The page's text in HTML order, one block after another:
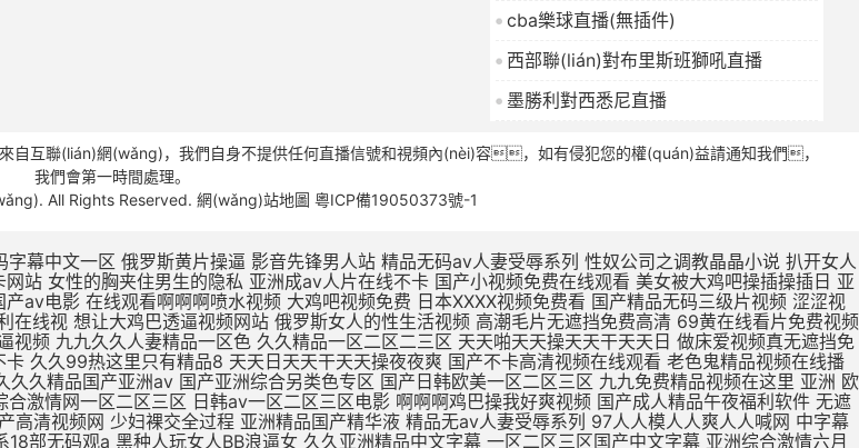
cba樂球直播(無插件)
西部聯(lián)對布里斯班獅吼直播
墨勝利對西悉尼直播
互聯(lián)網(wǎng)，我們自身不提供任何直播信號和視頻內(nèi)容，如有侵犯您的權(quán)益請通知我們，
我們會第一時間處理。
All Rights Reserved. 網(wǎng)站地圖 粵ICP備19050373號-1
字幕中文一区 俄罗斯黄片操逼 影音先锋男人站 精品无码av人妻受辱系列 性奴公司之调教晶晶小说 扒开女人屄再插鸡巴视频 黑鸡巴操老骚逼 狂操东北农村人妻三级片 av无码久久久久久不卡网站 女性的胸夹住男生的隐私 亚洲成av人片在线不卡 国产小视频免费在线观看 美女被大鸡吧操插操插日 亚洲综合国产精品第一页 性久久久久久久 性色av一区二区三区夜夜 一区二区三区国产av电影 在线观看啊啊啊喷水视频 大鸡吧视频免费 日本XXXX视频免费看 国产精品无码三级片视频 涩涩视频www88AV 日本阿v片一区二区三区 欧美一区三区日韩版夜黑 国产乱码午夜福利在线视 想让大鸡巴透逼视频网站 俄罗斯女人的性生活视频 高潮毛片无遮挡免费高清 69黄在线看片免费视频 dxj在线视频免费观看 久热这里只精品99国产6 一本大道一卡2卡三卡4 操重庆骚逼视频 九九久久人妻精品一区色 久久精品一区二区二三区 天天啪天天操天天干天天日 做床爱视频真无遮挡免费 国产大学生午夜视频网站 亚州一区二区五码在线观看 久久中文字av一区二区不卡 久久99热这里只有精品8 天天日天天干天天操夜夜爽 国产不卡高清视频在线观看 老色鬼精品视频在线播放 91扒开骚逼被大鸡八操 四虎影视无码永久免费看 国产亚洲精品第一综合首页 久久久精品国产亚洲av 国产亚洲综合另类色专区 国产日韩欧美一区二区三区 九九免费精品视频在这里 亚洲 欧洲 小说 自拍 日韩AV第二页 啊啊啊插给我射进来视频 国产乱子伦最新免费视频 综合激情网一区二区三区 日韩av一区二区三区电影 啊啊啊鸡巴操我好爽视频 国产成人精品午夜福利软件 无遮挡高潮国产免费观看 国产av精品国语对白国产 国产最爽的乱淫视频国语 2022国产高清视频网 少妇裸交全过程 亚洲精品国产精华液 精品无av人妻受辱系列 97人人模人人爽人人喊网 中字幕视频在线永久在线 男人插女人骚视频988 国产三级精品三级在线专1 波多野结衣系18部无码观a 黑种人玩女人BB浪逼女 久久亚洲精品中文字幕 一区二区三区国产中文字幕 亚洲综合激情六月婷婷色 黑森林尤物精品∧v导航 插大胸美女逼逼 成年美女黄色搞鸡视频网站 国产精品女人精品天天久久 国产精品久久成人网站 无码刺激a片短视频 欧美日韩一区二区三区影院 蜜臀av福利无码一二三 av不卡一区二区在线观看 精品一区二区无av 男生插进女神屁眼的网站 仙踪林性开放的视频在线 男人操女人的逼视频网站 美女视频在线观看免费观看 亚洲欧美日韩在线精品一区 大鸡巴插入小姨妹B视频 黑色丝袜无码中中文字幕 久久精品国产精品亚洲色婷婷 成人网站色情WWW免费 人妻互换一二三区激情视频 国产麻豆一二区在线观看 xxxxx尤物在线一区 久久久久久久久公牛影视 朝鲜美女黑毛bbw 久久婷婷五月综合色首页 想让大鸡巴透逼视频网站 热久久精品这里都是精品 欧美顶级毛片在线播放 国产成人久久久精品品牌 国产精品久久久久久久密月 亚洲国产精品热久久最新 亚洲av无一区二区三区 亚洲va熟妇自拍无码区 亚洲夜晚两个人啪啪av 日韩永久免费无码无卡 无码绝顶敏感痉挛抽搐潮喷 69堂成人精品免费视频 国产酒店大学生情侣宾馆 大鸡巴操无毛女视频观看 日本五级伦理片 欧美成人网在线综合视频 床震吃乳强吻扒内裤漫画 舔骚妇淫穴网站 三级国产精品久久久99 国产手机在线αⅴ片无码 精品老司机在线视频香蕉 国产日韩欧美久久一区二区 日本网站一区二区三区四区 两人爽爽爽无码免费视频 欧美乱人伦视频中文字幕 99久久久无码国产精品免费 91精品一区二区三区免费 哈好舒服哈好不要的视频 青青草伊人免费在线观看 又色又爽又黄的视频人妻 日韩午夜精品视频一区二区 帅哥大鸡巴网站 国产精品日本亚777 乡村大乱纶肥水不外流v 欧美日韩国产成人高清视频 日韩少妇一级片在线观看 亚洲熟妇乱女区二区三区 自拍偷拍 视频一区二区 欧美亚洲国产成人一区二区 欧美 日韩 亚洲 av 白日美人无删减完整视频 69堂成人精品免费视频 jzzijzzij亚洲成熟少妇 啊啊啊别插进去啊啊视频 某某电视剧在线观看全集免费播放 久久久久久久亚洲精品9 激情视频在线观看黄免费 青娱乐成人电影 国产欧美日韩一区二区三 非洲超级大黑吊高清日逼 偷窥厕所aaaaaa片偷窥 波多野结av无码 精品国产三级大全在线观看 亚洲精品一区二区高清在线 白死袜的妹妹叽叽对叽叽 久久久久精品国产人妻一区二区 中文字幕人妻熟人妻熟丝 欧美日韩一区二区三区五区 北京美女肏屄视 女同一区二区三区不卡免费 日韩美女大学生操逼视频 大奶子美女操逼 不卡的av网站在线播放 日本一区高清免费在线观看 欧美性生活日本少妇人妻 丁香婷婷亚洲六月综合色 凌晨与午夜的距离电影日本 浮力影院最新地址路线1 国产一区欧美一区日韩一区 99热久久精品最新地址 久久一区二区三区久久久 久草视频在线这里只有精品 国产亚洲欧美日韩在线一区 你懂的在线视频亚洲国产 中文字幕熟人丝袜人妻痴汉 校春色亚洲激情制服诱惑 五月天婷婷在线观看高清 三级片中文字幕在线欧美 AV线高清无码系列网站 久久国产高清伦理久久一 男人爆插女人逼免费观看 干浪叫老婆免费视频对白 h版欧美一区二区三区四区 麻豆国产av超爽剧情系列 久久精品www 91精品91久久777 精品国产高清在线看国产 五月天天天开心激情网站 日本做受高潮好舒服视频 日韩人妻无码精品无码中文字幕 国产古代皇宫一级a毛片 又色又爽又黄的吃奶视频 在线免费h视频 末成年女av片一区二区 亚洲精品中文字幕乱码三区 医生H湿透纯肉放荡文 制服丝袜天堂网在线观看 伊人精品影院一本到综合 黄色资源网久久资源365 亚洲国产成人手机在线电影 喜怒不形于色的最高境界 18 在线 播放 国产 男生喜欢看的污网站免费 97天天做天天爱夜夜爽 好湿?好紧?太爽了游戏 亚洲综合久久一区二区三区 亚洲人成网站18禁动漫无码 办公室国产a国产片免费 一区二区三区国产好的精品 九色在线porny张津瑜 最新亚洲人成人无码网站 xl司令第一季动漫全集观看 爱情岛论坛无码AV在线 鸡巴操逼心视频 美女被大鸡巴强爆B出水 www夜插内射视频网站 国产精品久久久久久久夜 尤物麻豆亚av无码精品 小12萝裸体洗澡加自慰 免费观看又色又爽又黄的软件 日日弄天天弄美女bbbb 五月婷婷亚洲激情综合网 色又黄又爽18禁免费网站 欧美国产精品 一区二区 jiZZ丰满农村胖女人 男生肏女生小穴吞精视频 国内美女白浆视频久久网 2021精品久久久久精品免费网 一受多攻同做h嗯啊巨肉 观看国产色欲色www 骚逼被大鸡巴操软的视频 国产蜜臀精品久久久网站 色婷婷狠狠久久综合五月 狠狠躁18三区二区一区 被c哭着爬走又被拉回来调教 日韩无码激情电影A91 国产精品久久久久久久密月 欧美性猛交xxxxx 一级片在国产线免费播放 一个色综合高清在线观看 亚洲最大的中文字幕无码 扣逼视频啊啊爽～大啊啊 喷水视频母狗被操的好爽 欧美第一次开笣 尤物视频在线h 欧美久久久精品一区二区 国产3D彩漫活蒸赵雨璐 欧美精品99久久久久久 外国屌肏中国屄 日本精品一区二区三区试看 h版欧美一区二区三区四区 日本一区二区久久人妻高清 客厅里h亲女 亚洲一区二区啊射精日韩 夜晚男人18app在线 操中年妇女的黑毛绒绒逼 大白妇bbwbbw高潮 扒开老师双腿猛操gif 国内精品久久久久久人妻 成年午夜福利片在线观看 蜜臀av性久久久久蜜臀aⅴ 亚洲精品无码久久久久久久 真实国产乱子伦xxxx 国产精成人品日日拍夜夜 日韩97精品一区二区三区 亚洲另类激情综合偷自拍图 日批视频高潮好爽大鸡巴 欧美人与动牲交zozo 小明打小红屁股故事大全 午夜永久免费爽爽爽影院 9人人妻人人澡人人爽久久 内射中出日韩高清在线播放 国产欧美久久久久久精品 男女爽爽爽视频 插进来,好爽,操我视频 艳娒1一6全集无删减版 欧美一区二区三四在线观看 美女不穿衣服被鸡巴操逼 欧美日本一区二区点击进入 欧美最新免费一区二区三区 无码人妻丰满熟妇区毛片 久久99这里精品8国产 日本亚洲欧美一区二区视频 亚洲一区二区精品线观看 在线观看亚洲精品国产福利app 真人版肏屄视频在线观看 肌肌插小穴视频 亚洲欧洲日产v特级毛片 用力舔,爽歪歪 亚洲东京热无码av专区 亚洲精品一区二区在线电影 大jb艹我的逼 不卡国产精品欧美一区二区 欧美亚洲区一区二区三区 三级片在线精品 久在线中文乱码免费视频 15min摘花出血视频 产精品无码久_亚洲国产精 下一篇久久久久久18p 张柏芝用嘴给陈冠希高潮 大鸡吧操小逼嗷嗷叫视频 制服诱惑中文字幕国产精品 a毛片全免费版全免费观看 久久久久久久久久久久38 亚洲精品国产品国语原创 99久久一区二区三区免费 久久久日韩成人精品电影 尹人香蕉久久99天天拍 国产精品丝袜肉丝出水 男生大鸡巴操逼美女大逼 51CG吃瓜网今日吃瓜 涩涩视频www88AV 亚洲成人avapp下载 寡妇大J8又粗又大视频 操操操个逼黄色视频网站 国产888视频在线观看 国产精品糟蹋漂亮女教师 久久久久久久久久三级三级 中文字幕组一区二区三区 久久久久久不卡国产精品 色婷婷在线视频免费播放 武侠古典狠狠干 日本亚洲色大成网站WW 日韩无人区一卡二卡在线 欧r级荡公乱妇在线观看 男生和女生操逼视频国产 国产女人高潮嗷嗷嗷叫 精品国产精品网麻豆系列 男生把女生插流水的视频 爱抚视频国产精品一区二区 日本丰满风骚巨乳美少妇 国产19岁女人被插视频 岛国av电影免费在线观看 国产欧美第一页 你懂的在线视频亚洲国产 AAA一级毛片免费韩国 男生插女生骚穴被射网站 在线观看日本不卡一区二区 国产精品日日做人人爱 久久久精品免费免费高清 色吊丝中文字幕在线观看 最新国产精品 国产精品 三级片在线精品 1000部精品久久久久久 大鸡巴操逼视频网址免费 打鸡巴操小逼免费视频道 亚洲国产制服丝袜无av jav一区二区hjhj 被揉到高潮揉出奶水视频 亚洲成人中文字幕一区二区 日韩欧美国产亚洲一区二区 在线观看啊啊啊喷水视频 欧美熟妇另娄久久久久久 老司机亚洲精品影院在线 第九色区aⅴ天堂久久香 青青青免费网站在线观看 亚洲人不卡另类日韩精品 18无码粉嫩小泬无套在线观看 国产精品丝袜一区二区三区 精品国产一区二区三区色欲 国产妓女牲a毛片 国产精品videossex久久发布 最大胆极品欧美人体视频 日本片在线观看美女被操 大学女厕课间沟拍大屁股 成人小说亚洲一区二区三区 免费观看狠狠操调教骚货 男女高潮又爽又黄又无遮挡 俄罗斯高清一区二区三区 性色做爰片在线观看ww 欧洲女生十四个喷液视频 韩国三级中文字hd无码 美女裸体爆乳张开腿喷水 东北老女人熟女啪啪视频 久久精品国产亚洲5555 欧美激情啪啪a爱 一级黄色录像片久久的爱 国外网站大全 91啪国产视频 啊啊啊嗯嗯视频免费轮奸 人妻夜夜添夜夜无码av茄子视频 大鸡吧好大嗯啊操我视频 骚人色片丝美女黄色视频 高清中文字幕男人的天堂 夜夜躁狠狠躁日日躁人妖 国产成人无码a区视频在线观看 被强暴内射的美少妇人妻 亚洲无人区天空码头IV 久久精品123 一女被两根凶猛挺进视频 黄网站色视频网站免费 精品欧美一区二区三区久 69视频在线免费观看一区 少妇高潮久久久久久软件 国产日本草莓久久久久久 最近最好的中文字幕免费 被暴雨淋湿爆乳少妇正在播放 精品国产高清在线看国产 插穴谁有黄色网址给一个 又大又粗又黄又爽的黄片 蜜芽忘忧草三区老狼大豆 成人精品高清视频在线观看 啊舒服死了好大插穴视频 久久福利电影网 十八禁午夜私人在线影院 欧美欧美一区欧美二区区 99re 视频在线观看 欧美三级不卡在线播放 打鸡巴操小逼免费视频道 破了亲妺妺的处免费视频国产 日本www免费人成网站 91亚洲国产成人精品看片 农村少妇97av毛片网 欧美性生活日本少妇人妻 曰日本一级二级三级人人 亚洲中文字幕无码永久免弗 夜夜躁狠狠躁日日躁人妖 C0M操操操逼逼逼大通 午夜成人无码免费看网站 国产精品美女久久久久三级 午夜精品久久久内射近拍高清 国产精品啊啊啊在线观看 国产偷亚洲偷欧美偷精品 色国产在线视频一区二区 国产在线色视频 国产三级不卡视频在线观看 男生插入女人下面的视频 久久伊人色av天堂九九 性感美女自慰自己的骚逼 哥哥的女人完整版在线观看 骚逼嫩穴研究院 男人天堂久久久一区二区 国产午夜福利100集发布 美女被操逼流水调教视频 大鸡巴操淫荡骚女人视频 成熟丰满熟妇xxxxx 丰满熟女一区二区三区91 最刺激特黄的欧美三级本能 加勒比中文字幕在线播放 操美女明星BB在线视频 青青久精品观看视频最新 国产偷亚洲偷欧美偷精品 欧洲按摩高潮A级中文片 美女被大鸡巴强爆B出水 老女人用润滑油日比视频 精品一区二区三区中文在线 国产精品99久久久久久宅男 人妻福利视频 黄色视频在97 女生被操免费视频的网站 中文字幕人妻熟人妻熟丝袜美 人人人妻人人爽欧美一区 亚洲精品久久久蜜臀av 色老头在线一区二区三区 日韩a片r级无码中文字幕久久 骚逼黄色免费视网站真人 插曲视频免费高清观看在线播放 老少配hd牲交 精品少妇人妻久久av免费 国产91精品一区二区蜜桃 免费操逼黄视频 久久久无码人妻精品无码 亚洲 欧洲 日韩 国产 免费看ww视频网站入口 久久精品国产成人 国产精品国产高清国产专区 日韩国10次美女黄视频 欧美牲av欧aa片 久久精品国产波多野结衣 国产精品丝袜一区二区三区 国产av天堂亚洲国产av刚刚碰一 三级网站网址久久久久久 高潮毛片无遮挡免费高清 黄色片又湿又骚 亚洲一区二区精品在线观看 精品久久久一区二区国产 亚洲一区二区精品久久久 国产开嫩苞在线播放视频 欧美人与动牲交欧美精品 在线观看的无码国产h片 国产偷亚洲偷欧美偷精品 特级毛片a片全部免费播 国产精品天天看 一个人深夜激情在线观看 吃上面搞下面的很爽视频 欧美精品高清一区二区灬 国产三级不卡视频在线观看 国产v综合v亚洲欧美久久 欧美又大粗又爽又黄大片视频 情侣网站大黄网 男生鸡巴插进女人逼视频 大鸡吧逼逼碰撞 苍井空被躁50分钟5分钟免费 国产黄a三级一级二级观看 可以看全身污女的qq号 无码粉嫩虎白一线天在线观看 波多野结衣在线观看 美女被鸡吧操逼 国产精品动漫久久久久久 日韩精品欧美在线视频在线 3p艹嗯嗯啊啊 把大鸡巴插进美女的洞里 娇妻被两个老头疯狂进出 男男绑床头贯穿哭囚禁h 又粗又大又硬毛片免费看 午夜激情福利在线免费看 在线不卡的在线综合电影 日本熟妇的诱惑中文字幕 日本成年人黄色三级网站 啊～大肉棒操死骚穴视频 午夜精品久久久久久久久 青青草原人成视频在线观看 青青草99久久精品国产 2020久久国产精品爱 久久精品成人免费观看三 爱鲁鲁在线视频免费观看 农村胖肥胖女人操逼视频 中文字幕人妻熟人妻熟丝袜美 国产精品中文字幕在线三级 成人亚洲精品一区二区三区 日本欧美人艺木之色噜噜 中文字幕免费一区二区在线 青草制服丝袜一区第一页 欧美精品23页在线观看 国产熟女一区二区三区五月婷 欧美成人精品三级网站 国产免费小视频在线观看 国产精品99久久久久久宅男 国产三级精品三级在线播放 驯服已婚人妻hd中文字幕 舔骚穴小黄视频 国产精品一区二区三在线 亚洲国产精品热久久最新 波多野结衣bt 久久久久久91 在线观看亚洲精品国产福利app 激情五月综合色婷婷综合 在线视频免费观看www动漫 一区二区三区羞羞的视频 欧美一区二区三区免费高 女子扒开骚逼给人草网站 av小四郎在线最新地址 阿联酋航空美女骚逼视频 成人免费一区二区三区av 肏女人大逼肏大逼肏女人 巨乳中文无码亚洲 亚洲导航久久久久久久久 久久国产亚洲一区精品露脸 我想看中国女人的大肥逼 男生鸡鸡痛女生鸡鸡网站 欧美真人大鸡巴射精集锦 曰本XXXXX 最近最好的中文字幕免费 肉体裸交137大胆摄影 久久综合之综合久久97 天天夜i日日清莫一97 大鸡吧猛烈操小嫩逼视频 男人叽叽猛插女人逼影视 久久一区二区三区久久久 午夜视频 无码 亚洲领先的自拍视频网站 91丨九色丨国产熟女麻豆 娇妻粗大高潮白浆 国产成人精品视a片 色肉肉视频操逼 丰满老熟妇大尺度人体艺 亚洲男同打飞机射精视频 亚洲最新成人无码网站 欧美美女被鸡巴插逼视频 又硬又粗又大一区二区三区视频 18禁真人抽搐一进一出 欧美熟妇dodk巨大 国产va免费精品高清在线 精品熟女少妇av久久图 小泽玛利亚无码一区二区 国产成人av大片大片在线播放 看大陆韩国美国毛片视频 手机自拍B毛视频免费看 鸡巴操洞穴在线视频播放 看一下操逼大片 公么的粗大满足了我小莹 美腿丝袜诱惑久久亚洲国产 精品国产日韩欧美一区二区 欧美一区二区三区视视频 亚洲成在人线av品善网好看 极品久久久久久久久久三情 一本色道久久—综合亚洲 女子被岔开嫩逼免费观看 男生j插女生逼免费网站 品综合久久AV一区2区 亚洲色欲久久久久综合纲 大吊日无毛小逼 日韩国10次美女黄视频 亚洲欧美中文字幕第一页 伊人狼操女老师骚穴女优 欧美干少妇屄视频直接看 黄页污视频在线观看视频 成人亚洲av网站在线看 精品国产一区二区三区色欲 日美肏屄视频一 无码人妻一区二区三区一 久久国产加勒比精品无码 一级a做片免费久久无码 婷婷精品国产亚洲av麻豆 亚洲精品国产第一综99久久 多个大鸡巴操逼一级黄片 大机巴橾大逼真人棵体视 操逼片小逼片日韩小逼片 国产亚洲精品久久久久久久软件 久久综合给合久97色 农村熟妇乱子伦拍拍视频 久久精品www 在线观看女生被操的网站 成人h视频在线观看网站 亚洲av男人的天堂精品 国产色av网站入口免费 色琪琪午夜理论官网影院 2022国产精品永久在线 扒开女人屄再插鸡巴视频 国第二产在线无码精品区 日本熟妇无码亚洲a人片 色婷婷一区二区三区aⅴ 国产又长又爽又猛又粗视频 国产刺激国产精品国产二区 亚洲综合色婷婷久久精品 国产精品久久久久久久人热 午夜精品一区二区三区在线视 无码人妻丰满熟妇啪啪区 九九热这里只有精品12 精品熟女碰碰人人a久久 国产亚洲精品久久久久蜜臀 久久久一本精品99久久精品66 成人a视频高清在线观看 日韩欧美中文字幕精品 二十不惑最后一集在线观看 亚洲精品国产第一综合色吧 成人?亚洲?免费?视频 最新果冻传媒在线观看免费版 天堂网AV无码一区二区 朋友的丰满人妻HD中文 夜夜操夜夜操天天操天天操 日韩成人性生活一级视频 国偷窥女厕嘘嘘av不卡 一级黄色夫妻性生活片子 中文字幕亚洲一区二区三区 欧美日韩国产狼人久久久 九九久久精品免费视频观看 大鸡巴日大鸡巴 91超碰caoporn 国产成人精品cao在线 国产又大又黑又粗免费视频 娇妻与公h喂奶 国产精品无码一二区免费 中文字幕乱码第一二三区 亚洲综合国产精品第一页 国产爱豆剧果冻传媒在线 亚洲成a人片 国产挤奶水主播在线播放 国产精品女人精品天天久久 13一14周岁无码a片 国产精品丝袜拍在线观看 大吊日小逼免费黄色电影 欧美日韩国内一区二区三区 日韩精品国产精品中文字幕 小说区另类小说激情文学 把阴茎插进女人口内视频 农村胖肥胖女人操逼视频 啊啊啊啊啊啊嗯嗯嗯视频 日韩视频一区二区三区观看 成人黄疸从哪个部位开始黄 麻豆黄色在线观看高清国产 国产亚洲精99品精99 韩国三级电影热情的邻居 欧美黄色一级aaaaa 熟女中文字幕一区二区三区 中字无码av手机看av 五月精品夜夜春夜夜爽久久 快插进去舔视频 波多野结衣Av直接播放 大肉棒插插视频 国产v精品欧美精品v日韩 色综合久久九无码网中文 久久久有码一区二区三区 婷婷爱在线观看免费视频 无码播放一区二区三区 欧美性视频一区百花视频 大鸡巴一下子插到底儿啦 狠狠色噜噜色狠狠狠综合久久 免费能收黄台的直app 亚洲av精品久久久久a 成人在线日韩免费一卡二卡 久久人妻视频3乱一二区 少妇放荡的呻吟干柴烈火 巨乳人妻的诱惑韩国电影 日韩欧美一区二区在线观看 操女生免费网站有限公司 国内无遮码无码 91九色PORON观看 清纯女仆装自慰流白汁 久久99亚洲精品久久99果冻 女生扒开尿口让男生桶爽 下面一进一出好爽视频 亚洲精品中文字幕无码AV 国产精品一区二区三区v COS色妞视频一级毛片 国产一级毛片夜一级毛片 岛国av电影免费在线观看 精品国产精品国产99网站 婷婷精品国产亚洲av麻豆 性做久久久久久久久不卡 亚洲熟妇av一区二区三区浪潮 欧美性生活日本少妇人妻 骚逼被操黄色片 性少妇中国内射xxxx狠干 手插逼里视频? AV无码国产在线看网站 人人妻人人澡人人爽视频毒 午夜男女羞羞爽爽爽视频 插大胸美女逼逼 久久精品999国产亚洲 日韩大学生美女一区二区 国产精品亲子乱子伦xxxx裸 不卡一区二区三区av电影 龙泽玛丽亚电影在线观看 国产三级精品三级男人的天堂 69黄在线看片免费视频 人与嘼在线A片观看免费 尤物爆乳av导航 口国产成人高清在线播放 91丝袜精品久久久久久久 久久av动态图一区二区 久久久久亚va无码区首页 男人插女人骚视频998 亚洲成年人免费网站观看 亚洲欧美中文字幕第二十 麻豆乱码国产一区二区三区 一受多攻同做h嗯啊巨肉 jizz中国老师高潮喷水 黑丝骚逼女被操 午夜av网址在线观看免费 愉情按摩中文字幕理伦片 无码av天堂一区二区三区 亚洲码欧洲码一二三区麻豆 人妻中字幕出轨中文字幕 久久精品人人做人人爱爱 盗摄私密推油视频一二区 天天日天天操天天操天天操 诱人的邻居人妻中文字幕 午夜影视啪啪免费体验区 在线成a毛片免费播放 亚洲尤物内射超碰 大肉大捧一进一出好爽作文 无码粉嫩虎白一线天在线观看 大鸡巴搞我视频 免费真h视频网站无码 av韩国麻豆免费在线观看 朋友的丰满人妻hd 免av在线观看网站 av视频在线观看 久久久久久饥渴少妇高潮 久久不卡亚洲一区二区三区 中文亚洲爆乳无码专区 99r精品视频这里免费 国产青青草久久亚洲精品 亚洲a色91精品免费看 国产av偷闻女邻居内裤被发现 下面一进一出好爽视频 爱鲁鲁在线视频免费观看 九九re在线观看免费视频 久久国产亚洲精品夜夜夜 亚洲男人的天堂国产av 国产成人欧美视频在线观看 成人国产亚洲精品A区天堂 真人男女猛烈裸交动态图 大鸡巴操小骚逼真实视频 被插喷在线播放 中文字幕组一区二区三区 亚洲va欧美va天堂v国产综合 国产精品性夜天天拍拍 亚洲欧美另类自拍第一页 欧美精品亚洲精品日韩1818 国产熟女一区二区三区五月婷 啊不要操逼视频喷水变态 国产精品一区二区……～ 亚洲熟女av综合网丁香 人妻中文字字幕在线乱码 日韩中文高清字幕 久久 久久综合色一区二区三区 国产欧美精品一 韩国理论片无码国产精品 日韩欧美一区二区三区不卡 在线播放亚洲欧美小视频 亚洲18色成人网站www 欧美69久成人做爰视频 国产精品一区二区久久hs 国产欧美精品久久99亚洲 欧美成人网在线综合视频 久久精品国产亚洲av蜜色 日韩av主播电影在线观看 欧美日韩蜜臀精品综合网 大屁股熟女少妇一区二区 啊…哦…操熟女的大黑逼 人体艺术在线观看 国产大鸡巴操逼 成人小说亚洲一区二区三区 大尺度av在线免费观看 与嫂嫂操屄视频 男人把昆吧放女人屁股里 秋霞在线观看无码av片 山村爆操偷偷操91av 夜夜躁狠狠躁日日躁av 亚洲国产精品一区二区久久 国产成人精品日本亚洲i8 男人操女人逼能看的视频 久久一区二区精品夜夜嗨 亚洲欧美中文字幕第一页 日韩av一区二区精品不卡 黑人大点吊大战中国少妇 亚洲成年人免费网站观看 久久久精品国产色欲AV 国产男女黄视频在线观看 2020亚洲男人的天堂 另类重口特殊av无码 日日日日日日日日日日操 欧美激情精品久久久久久 国产白丝制服被啪到喷水视频 盗摄私密推油视频一二区 国产理论av在线第一页 国产成人精品一区二三区 最新永久免费av无码网站 2020亚洲欧美国产日韩 我要看中国高清大屌操逼 欧美精品国产精品日韩电影 freexx黑人欧美色欲大战视频 AV大鸡八疯狂抽查骚逼 男女啪视频免费观